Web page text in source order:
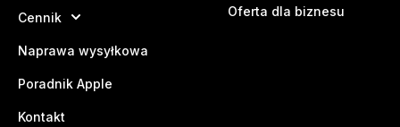
Cennik
Naprawa wysyłkowa
Poradnik Apple
Kontakt
Oferta dla biznesu